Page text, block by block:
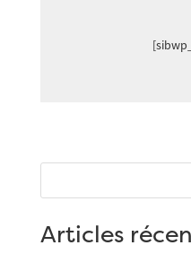
Articles